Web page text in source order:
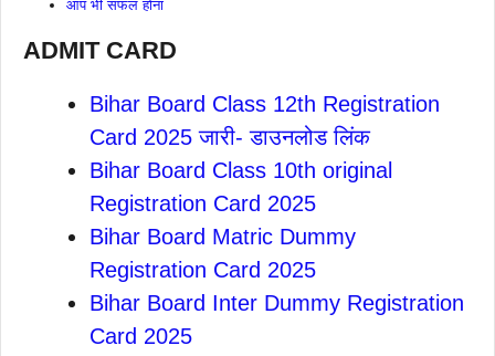
आप भी सफल होना
ADMIT CARD
Bihar Board Class 12th Registration
Card 2025 जारी- डाउनलोड लिंक
Bihar Board Class 10th original
Registration Card 2025
Bihar Board Matric Dummy
Registration Card 2025
Bihar Board Inter Dummy Registration
Card 2025